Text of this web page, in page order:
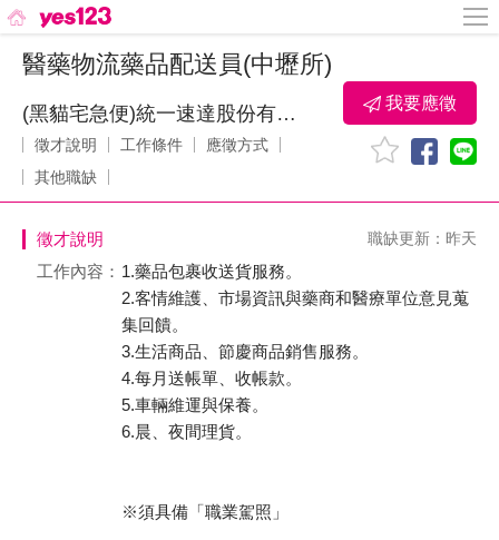
醫藥物流藥品配送員(中壢所)
(黑貓宅急便)統一速達股份有限公司
徵才說明 工作條件
應徵方式
其他職缺
我要應徵
徵才說明 職缺更新：昨天
工作內容： 1.藥品包裹收送貨服務。
2.客情維護、市場資訊與藥商和醫療單位意見蒐
集回饋。
3.生活商品、節慶商品銷售服務。
4.每月送帳單、收帳款。
5.車輛維運與保養。
6.晨、夜間理貨。
※須具備「職業駕照」